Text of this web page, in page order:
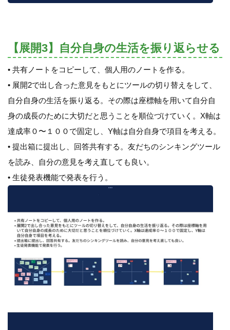
【展開3】自分自身の生活を振り返らせる
• 共有ノートをコピーして、個人用のノートを作る。
• 展開2で出し合った意見をもとにツールの切り替えをして、
自分自身の生活を振り返る。その際は座標軸を用いて自分自
身の成長のために大切だと思うことを順位づけていく。X軸は
達成率０〜１００で固定し、Y軸は自分自身で項目を考える。
• 提出箱に提出し、回答共有する。友だちのシンキングツール
を読み、自分の意見を考え直しても良い。
• 生徒発表機能で発表を行う。